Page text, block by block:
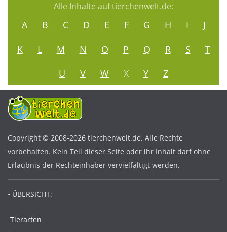
Alle Inhalte auf tierchenwelt.de:
A B C D E F G H I
J
K
L M N O P Q R S
T
U
V W X Y Z
Copyright © 2008-2026 tierchenwelt.de. Alle Rechte
vorbehalten. Kein Teil dieser Seite oder ihr Inhalt darf ohne
Erlaubnis der Rechteinhaber vervielfältigt werden.
• ÜBERSICHT:
Tierarten